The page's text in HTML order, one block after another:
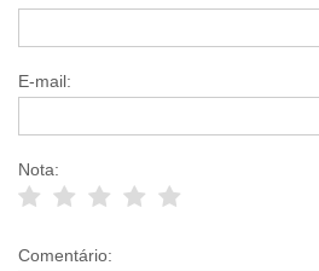
E-mail:
Nota:
Comentário: